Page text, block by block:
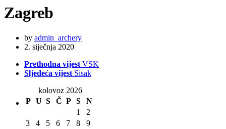
Zagreb
by admin_archery
2. siječnja 2020
Prethodna vijest VSK
Sljedeća vijest Sisak
kolovoz 2026
P U S Č P S
N
1
2
3
4 5 6 7 8
9